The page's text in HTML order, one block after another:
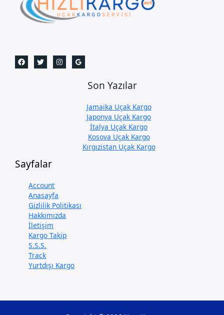
Son Yazılar
Jamaika Uçak Kargo
Japonya Uçak Kargo
İtalya Uçak Kargo
Kosova Uçak Kargo
Kırgızistan Uçak Kargo
Sayfalar
Account
Anasayfa
Gizlilik Politikası
Hakkımızda
İletişim
Kargo Takip
S.S.S.
Track
Yurtdışı Kargo